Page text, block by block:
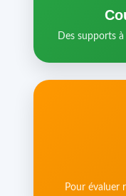
Des supports
Pour évaluer